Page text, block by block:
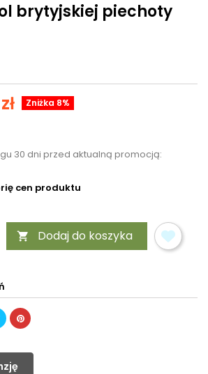
brytyjskiej piechoty
Zniżka 8%
30 dni przed aktualną promocją:
cen produktu
 Dodaj do koszyka